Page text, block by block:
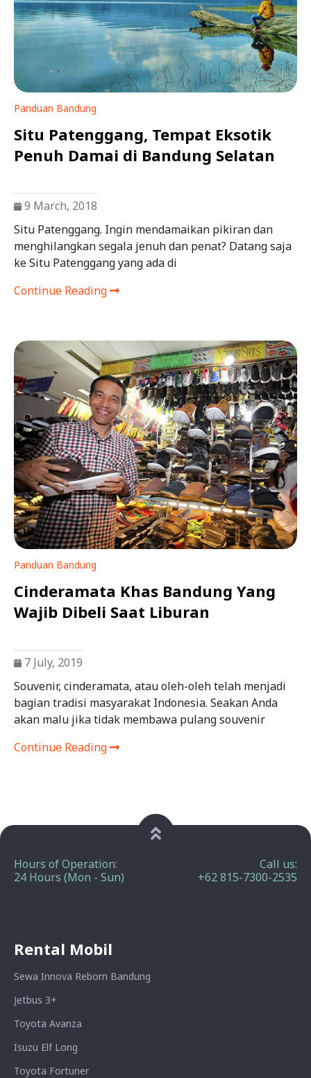
Panduan Bandung
Situ Patenggang, Tempat Eksotik
Penuh Damai di Bandung Selatan
9 March, 2018
Situ Patenggang. Ingin mendamaikan pikiran dan
menghilangkan segala jenuh dan penat? Datang saja
ke Situ Patenggang yang ada di
Continue Reading
Panduan Bandung
Cinderamata Khas Bandung Yang
Wajib Dibeli Saat Liburan
7 July, 2019
Souvenir, cinderamata, atau oleh-oleh telah menjadi
bagian tradisi masyarakat Indonesia. Seakan Anda
akan malu jika tidak membawa pulang souvenir
Continue Reading
Hours of Operation:
24 Hours (Mon - Sun)
Call us:
+62 815-7300-2535
Rental Mobil
Sewa Innova Reborn Bandung
Jetbus 3+
Toyota Avanza
Isuzu Elf Long
Toyota Fortuner